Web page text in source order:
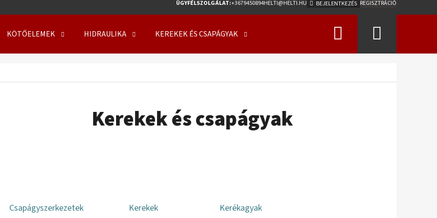
ÜGYFÉLSZOLGÁLAT:+3679450894HELTI@HELTI.HU BEJELENTKEZÉS REGISZTRÁCIÓ
KÖTŐELEMEK HIDRAULIKA KEREKEK ÉS CSAPÁGYAK Keresés
Kerekek és csapágyak
Csapágyszerkezetek Kerekek Kerékagyak
219 410 Ft